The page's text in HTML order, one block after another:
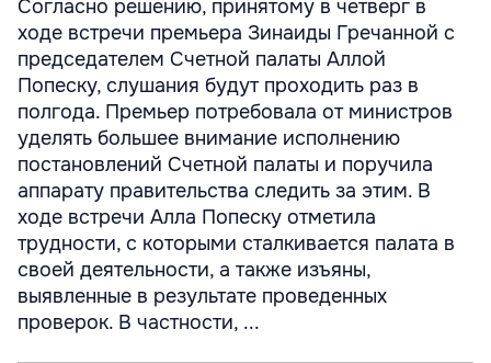
Согласно решению, принятому в четверг в
ходе встречи премьера Зинаиды Гречанной с
председателем Счетной палаты Аллой
Попеску, слушания будут проходить раз в
полгода. Премьер потребовала от министров
уделять большее внимание исполнению
постановлений Счетной палаты и поручила
аппарату правительства следить за этим. В
ходе встречи Алла Попеску отметила
трудности, с которыми сталкивается палата в
своей деятельности, а также изъяны,
выявленные в результате проведенных
проверок. В частности, ...